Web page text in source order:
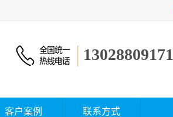
13028809171
客户案例 联系方式